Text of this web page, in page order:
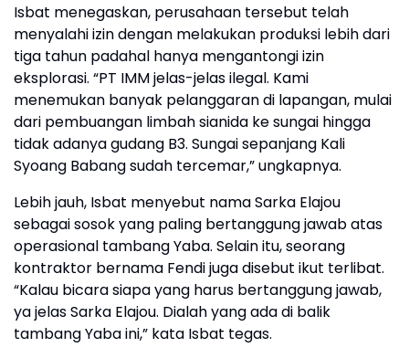
Isbat menegaskan, perusahaan tersebut telah
menyalahi izin dengan melakukan produksi lebih dari
tiga tahun padahal hanya mengantongi izin
eksplorasi. “PT IMM jelas-jelas ilegal. Kami
menemukan banyak pelanggaran di lapangan, mulai
dari pembuangan limbah sianida ke sungai hingga
tidak adanya gudang B3. Sungai sepanjang Kali
Syoang Babang sudah tercemar,” ungkapnya.
Lebih jauh, Isbat menyebut nama Sarka Elajou
sebagai sosok yang paling bertanggung jawab atas
operasional tambang Yaba. Selain itu, seorang
kontraktor bernama Fendi juga disebut ikut terlibat.
“Kalau bicara siapa yang harus bertanggung jawab,
ya jelas Sarka Elajou. Dialah yang ada di balik
tambang Yaba ini,” kata Isbat tegas.